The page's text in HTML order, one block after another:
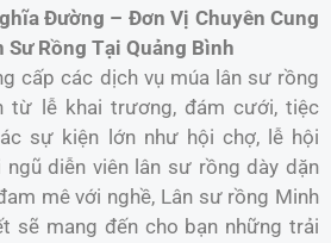
Đường – Đơn Vị Chuyên Cung
Sư Rồng Tại Quảng Bình
cấp các dịch vụ múa lân sư rồng
từ lễ khai trương, đám cưới, tiệc
sự kiện lớn như hội chợ, lễ hội
diễn viên lân sư rồng dày dặn
mê với nghề, Lân sư rồng Minh
sẽ mang đến cho bạn những trải